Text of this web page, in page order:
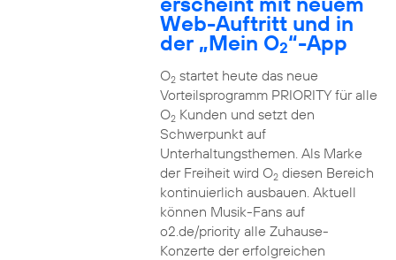
Web-Auftritt und in
der „Mein O2“-App
O2startet heute das neue
Vorteilsprogramm PRIORITY für alle
O2Kunden und setzt den
Schwerpunkt auf
Unterhaltungsthemen. Als Marke
der Freiheit wird O2diesen Bereich
kontinuierlich ausbauen. Aktuell
können Musik-Fans auf
o2.de/priority alle Zuhause-
Konzerte der erfolgreichen